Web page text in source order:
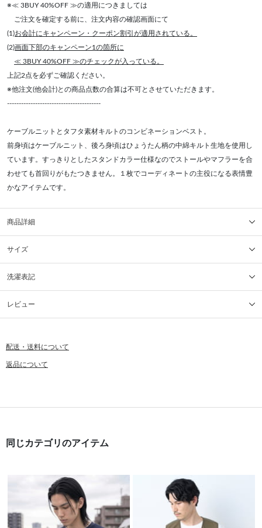
※≪ 3BUY 40%OFF ≫の適用につきましては
ご注文を確定する前に、注文内容の確認画面にて
(1)お会計にキャンペーン・クーポン割引が適用されている。
(2)画面下部のキャンペーン1の箇所に
≪ 3BUY 40%OFF ≫のチェックが入っている。
上記2点を必ずご確認ください。
※他注文(他会計)との商品点数の合算は不可とさせていただきます。
----------------------------------------
ケーブルニットとタフタ素材キルトのコンビネーションベスト。
前身頃はケーブルニット、後ろ身頃はひょうたん柄の中綿キルト生地を使用し
ています。すっきりとしたスタンドカラー仕様なのでストールやマフラーを合
わせても首回りがもたつきません。１枚でコーディネートの主役になる表情豊
かなアイテムです。
商品詳細
サイズ
洗濯表記
レビュー
配送・送料について
返品について
同じカテゴリのアイテム